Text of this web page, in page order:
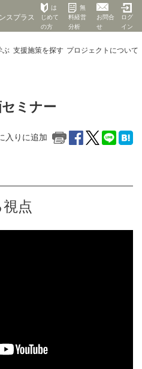
スプラス
は
じめて
の方
無
料経営
分析
お問合
せ
ログ
イン
ぶ 支援施策を探す プロジェクト について
ミナー
入りに追加
点